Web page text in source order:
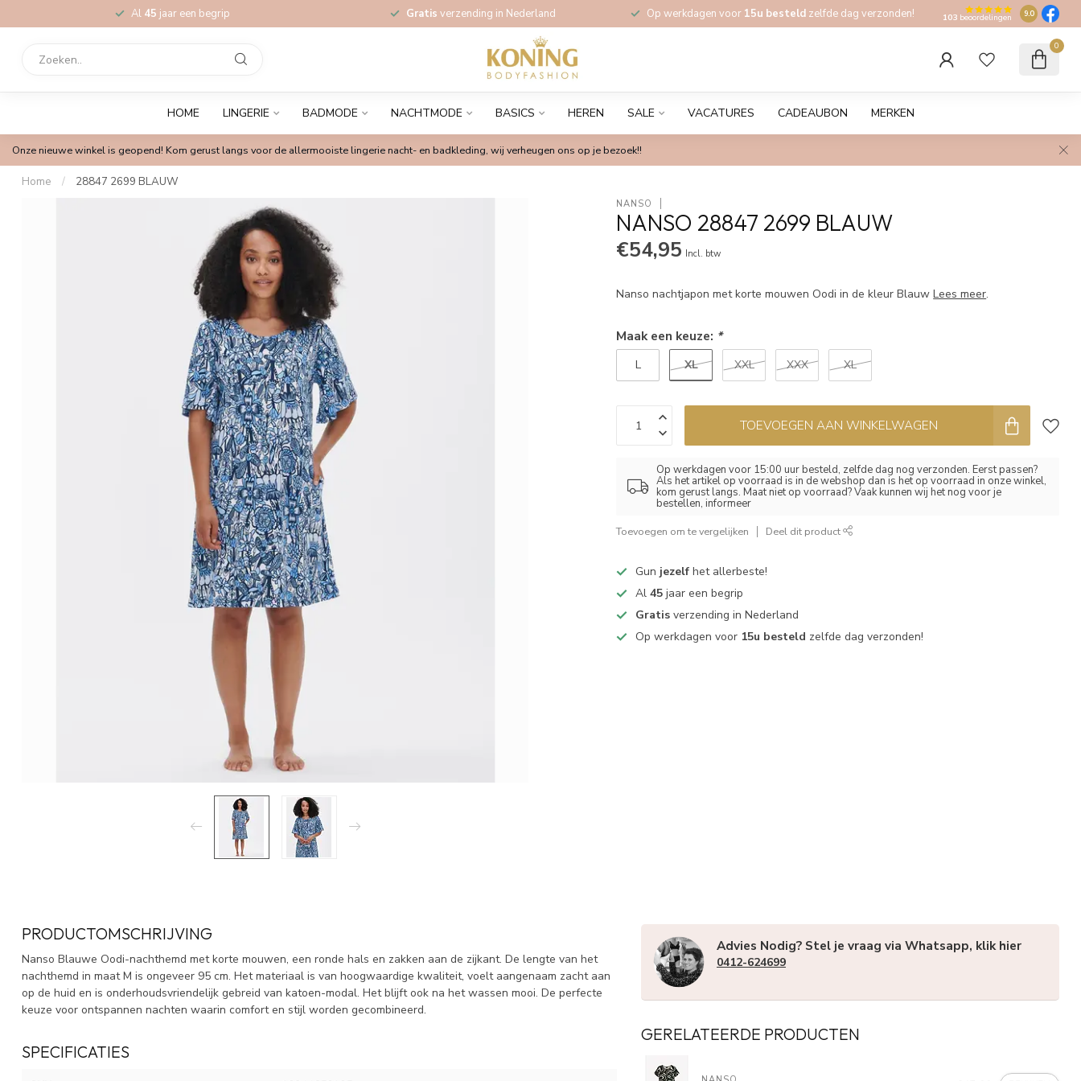
Al 45 jaar een begrip Gratis verzending in Nederland Op werkdagen voor 15u besteld zelfde dag verzonden! 103 beoordelingen 9.0
0
HOME LINGERIE BADMODE NACHTMODE BASICS HEREN SALE VACATURES CADEAUBON MERKEN
Onze nieuwe winkel is geopend! Kom gerust langs voor de allermooiste lingerie nacht- en badkleding, wij verheugen ons op je bezoek!!
Home / 28847 2699 BLAUW
NANSO
NANSO 28847 2699 BLAUW
€54,95 Incl. btw
Nanso nachtjapon met korte mouwen Oodi in de kleur BlauwLees meer.
Maak een keuze: *
L XL XXL XXX XL
TOEVOEGEN AAN WINKELWAGEN
Op werkdagen voor 15:00 uur besteld, zelfde dag nog verzonden. Eerst passen?
Als het artikel op voorraad is in de webshop dan is het op voorraad in onze winkel,
kom gerust langs. Maat niet op voorraad? Vaak kunnen wij het nog voor je
bestellen, informeer
Toevoegen om te vergelijken Deel dit product
Gun jezelf het allerbeste!
Al45 jaar een begrip
Gratis verzending in Nederland
Op werkdagen voor 15u besteld zelfde dag verzonden!
PRODUCTOMSCHRIJVING
Nanso Blauwe Oodi-nachthemd met korte mouwen, een ronde hals en zakken aan de zijkant. De lengte van het
nachthemd in maat M is ongeveer 95 cm. Het materiaal is van hoogwaardige kwaliteit, voelt aangenaam zacht aan
op de huid en is onderhoudsvriendelijk gebreid van katoen-modal. Het blijft ook na het wassen mooi. De perfecte
keuze voor ontspannen nachten waarin comfort en stijl worden gecombineerd.
SPECIFICATIES
Advies Nodig? Stel je vraag via Whatsapp, klik hier
0412-624699
GERELATEERDE PRODUCTEN